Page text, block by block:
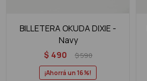
BILLETERA OKUDA DIXIE -
Navy
$ 490 $590
16